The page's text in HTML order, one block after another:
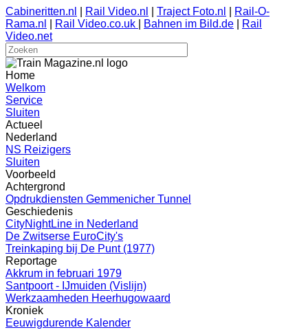
Cabineritten.nl Rail Video.nl Traject Foto.nl
Rail-O-
Rama.nl
Rail Video.co.uk Bahnen im Bild.de
Rail
Video.net
Home
Welkom
Service
Sluiten
Actueel
Nederland
NS Reizigers
Sluiten
Voorbeeld
Achtergrond
Opdrukdiensten Gemmenicher Tunnel
Geschiedenis
CityNightLine in Nederland
De Zwitserse EuroCity's
Treinkaping bij De Punt (1977)
Reportage
Akkrum in februari 1979
Santpoort - IJmuiden (Vislijn)
Werkzaamheden Heerhugowaard
Kroniek
Eeuwigdurende Kalender